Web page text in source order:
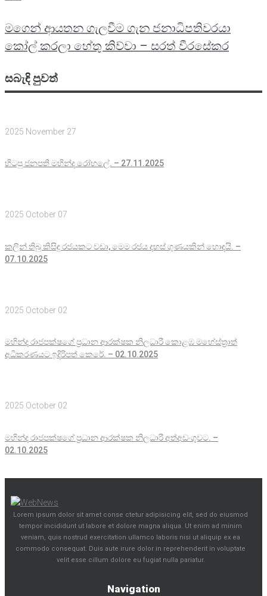
මගෙන් ආයතන ගැලවීම ගැන ජනාධිපතිවරයා
කෝල් කරලා හේතු කිව්වා – සරත් වීරසේකර
සබැඳි පුවත්
2025 November 27
හිටපු ජනපති මහින්ද රෝහලේ. – 27.11.2025
2025 October 07
කලින් තිබු කිසිඳු රජයකට වඩා, මෙම රජය දහස් ගුණයකින් හොඳයි. –
07.10.2025
2025 October 02
මහින්ද රාජපක්ෂගේ ප්‍රධාන ආරක්ෂක නිලධාරී කොළඹ මහේස්ත්‍රාත්
අධිකරණය‍ට ඉදිරිපත් කෙරේ. – 02.10.2025
2025 October 02
මහින්ද රාජපක්ෂගේ ප්‍රධාන ආරක්ෂක නිලධාරී අත්අඩංගුවට. –
02.10.2025
Lorem ipsum dolor sit amet conse ctetur adipisicing elit, sed do eiusmod
tempor incididunt ut labore et dolore magna aliqua. Ut enim ad minim
veniam, quis nostrud exercitation ullamco laboris nisi ut aliquip ex ea
commodo consequat. Duis aute irure dolor in reprehenderit in voluptate
velit esse cillum dolore eu fugiat nulla pariatur.
Navigation